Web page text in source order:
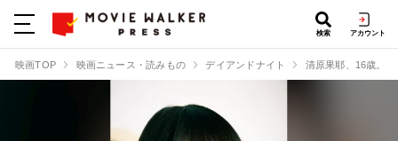
検索 アカウント
映画TOP 映画ニュース・読みもの デイアンドナイト 清原果耶、16歳。“